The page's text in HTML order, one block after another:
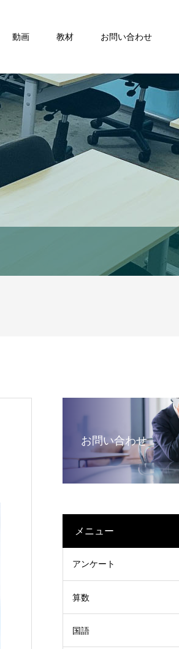
動画 教材 お問い合わせ
お問い合わせ
メニュー
アンケート
算数
国語